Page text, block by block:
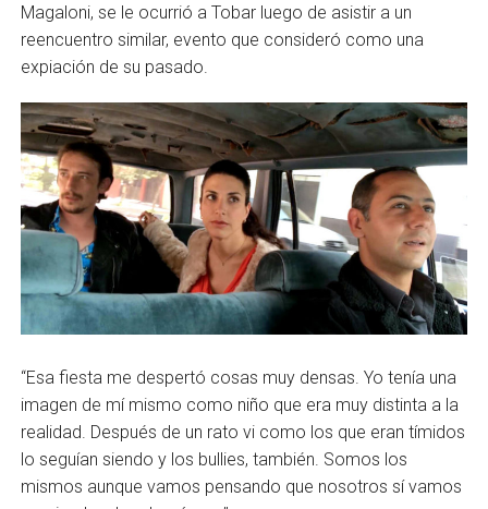
Magaloni, se le ocurrió a Tobar luego de asistir a un
reencuentro similar, evento que consideró como una
expiación de su pasado.
“Esa fiesta me despertó cosas muy densas. Yo tenía una
imagen de mí mismo como niño que era muy distinta a la
realidad. Después de un rato vi como los que eran tímidos
lo seguían siendo y los bullies, también. Somos los
mismos aunque vamos pensando que nosotros sí vamos